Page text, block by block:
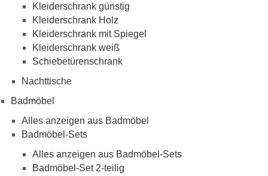
Kleiderschrank günstig
Kleiderschrank Holz
Kleiderschrank mit Spiegel
Kleiderschrank weiß
Schiebetürenschrank
Nachttische
Badmöbel
Alles anzeigen aus Badmöbel
Badmöbel-Sets
Alles anzeigen aus Badmöbel-Sets
Badmöbel-Set 2-teilig